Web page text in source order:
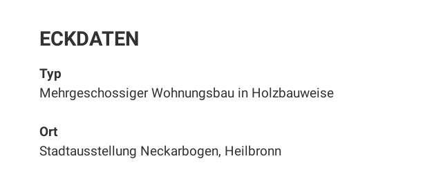
ECKDATEN
Typ
Mehrgeschossiger Wohnungsbau in Holzbauweise
Ort
Stadtausstellung Neckarbogen, Heilbronn